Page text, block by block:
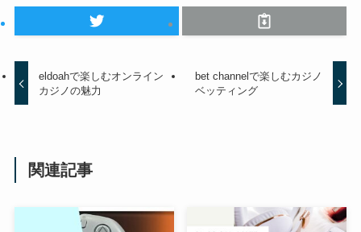
eldoahで楽しむオンライン
カジノの魅力
bet channelで楽しむカジノ
ベッティング
関連記事